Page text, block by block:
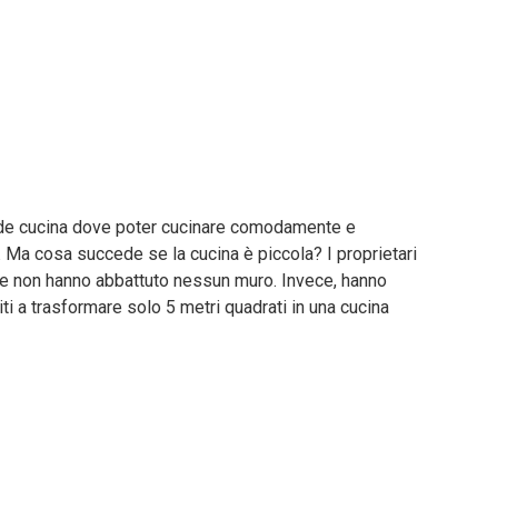
cucina dove poter cucinare comodamente e
cosa succede se la cucina è piccola? I proprietari
hanno abbattuto nessun muro. Invece, hanno
a trasformare solo 5 metri quadrati in una cucina